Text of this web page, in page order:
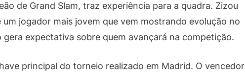
de Grand Slam, traz experiência para a quadra. Zizou
um jogador mais jovem que vem mostrando evolução no
expectativa sobre quem avançará na competição.
principal do torneio realizado em Madrid. O vencedor